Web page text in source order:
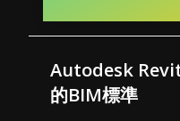
Autodesk
的BIM標準